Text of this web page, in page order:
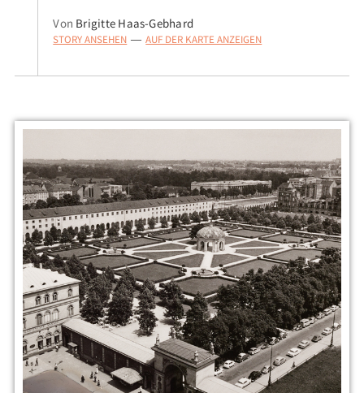
Von Brigitte Haas-Gebhard
STORY ANSEHEN — AUF DER KARTE ANZEIGEN